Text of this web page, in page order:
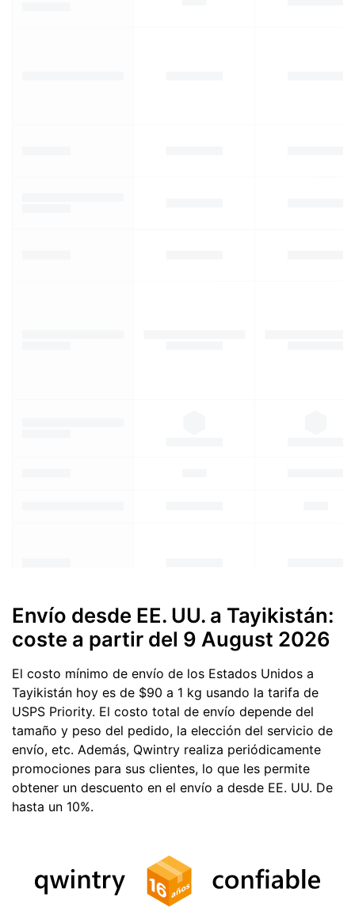
Envío desde EE. UU. a Tayikistán:
coste a partir del 9 August 2026
El costo mínimo de envío de los Estados Unidos a
Tayikistán hoy es de $90 a 1 kg usando la tarifa de
USPS Priority. El costo total de envío depende del
tamaño y peso del pedido, la elección del servicio de
envío, etc. Además, Qwintry realiza periódicamente
promociones para sus clientes, lo que les permite
obtener un descuento en el envío a desde EE. UU. De
hasta un 10%.